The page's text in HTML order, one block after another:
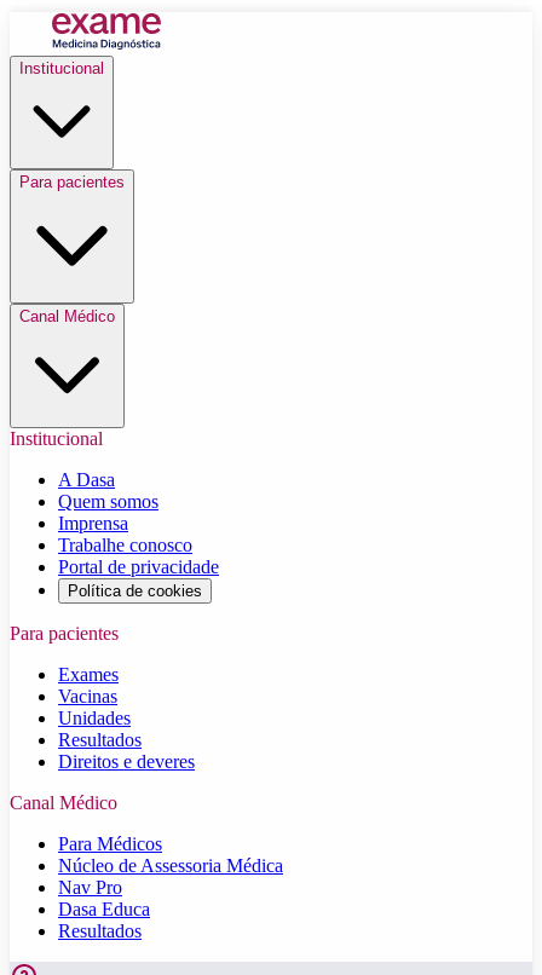
Institucional
Para pacientes
Canal Médico
Institucional
A Dasa
Quem somos
Imprensa
Trabalhe conosco
Portal de privacidade
Política de cookies
Para pacientes
Exames
Vacinas
Unidades
Resultados
Direitos e deveres
Canal Médico
Para Médicos
Núcleo de Assessoria Médica
Nav Pro
Dasa Educa
Resultados